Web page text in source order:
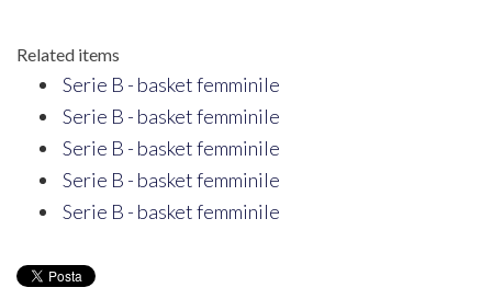
Related items
Serie B - basket femminile
Serie B - basket femminile
Serie B - basket femminile
Serie B - basket femminile
Serie B - basket femminile